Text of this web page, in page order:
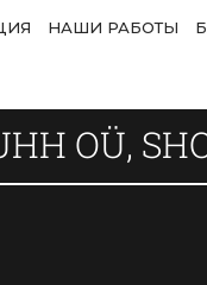
НАШИ РАБОТЫ
OÜ,